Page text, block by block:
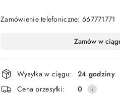
Zamówienie telefoniczne: 667771771
i
dostawa
Zamów w
Wysyłka w ciągu:
24 godziny
Cena przesyłki:
0